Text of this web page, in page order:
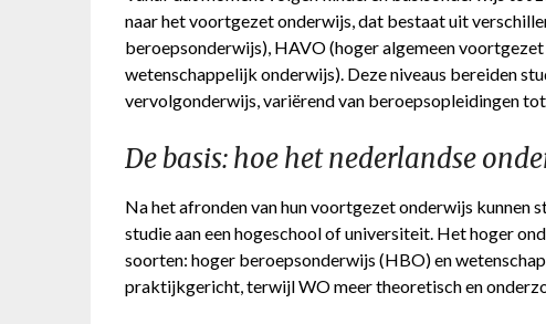
naar het voortgezet onderwijs, dat bestaat uit
beroepsonderwijs), HAVO (hoger algemeen
wetenschappelijk onderwijs). Deze niveaus bereiden
vervolgonderwijs, variërend van beroepsopleidingen
De basis: hoe het nederlandse
Na het afronden van hun voortgezet onderwijs kunnen
studie aan een hogeschool of universiteit. Het hoger
soorten: hoger beroepsonderwijs (HBO) en
praktijkgericht, terwijl WO meer theoretisch en